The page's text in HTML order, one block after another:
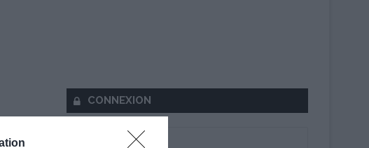
CONNEXION